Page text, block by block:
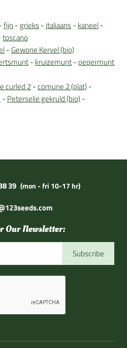
fijn - grieks- italiaans- kaneel -
toscano
- Gewone Kervel (bio)
- kruizemunt- pepermunt
curled 2-comune 2 (plat) -
- Peterselie gekruld (bio) -
39 (mon - fri 10-17 hr)
Our Newsletter:
Subscribe